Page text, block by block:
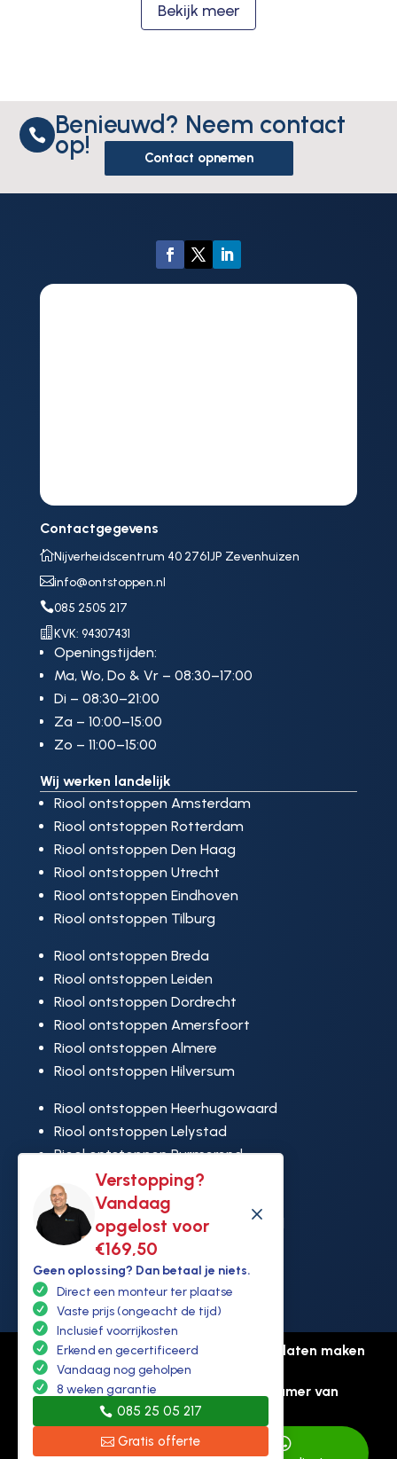
Bekijk meer
 Benieuwd? Neem contact
op! Contact opnemen
Verstopping?
Vandaag
opgelost voor
€169,50
M
Geen oplossing? Dan betaal je niets.
Direct een monteur ter plaatse
Vaste prijs (ongeacht de tijd)
Inclusief voorrijkosten
Erkend en gecertificeerd
Vandaag nog geholpen
8 weken garantie
085 25 05 217
Gratis offerte
Contactgegevens
Nijverheidscentrum 40 2761JP Zevenhuizen
info@ontstoppen.nl
085 2505 217
 KVK: 94307431
Openingstijden:
Ma, Wo, Do & Vr – 08:30–17:00
Di – 08:30–21:00
Za – 10:00–15:00
Zo – 11:00–15:00
Wij werken landelijk
Riool ontstoppen Amsterdam
Riool ontstoppen Rotterdam
Riool ontstoppen Den Haag
Riool ontstoppen Utrecht
Riool ontstoppen Eindhoven
Riool ontstoppen Tilburg
Riool ontstoppen Breda
Riool ontstoppen Leiden
Riool ontstoppen Dordrecht
Riool ontstoppen Amersfoort
Riool ontstoppen Almere
Riool ontstoppen Hilversum
Riool ontstoppen Heerhugowaard
Riool ontstoppen Lelystad
Riool ontstoppen Purmerend
Riool ontstoppen Ridderkerk
Riool ontstoppen Rijswijk
Riool ontstoppen Hoek van Holland
© Copyright Ontstoppen.nl |
Website laten maken
door Flexamedia
Privacyverklaring
Kamer van
koophandel: 94307431
 